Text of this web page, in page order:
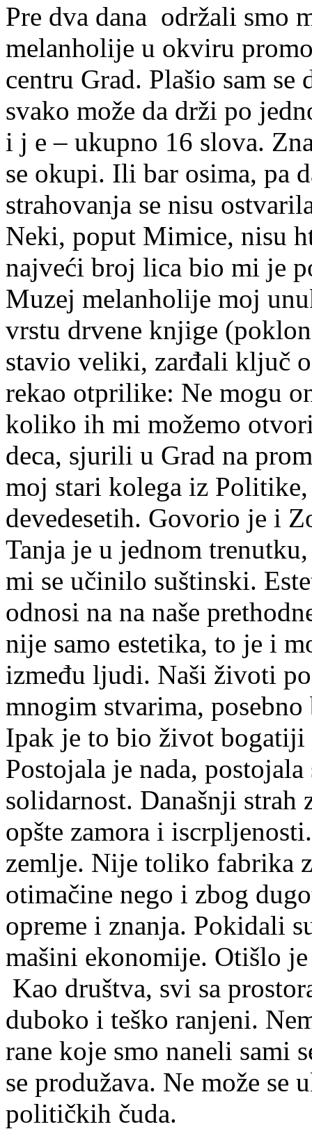
Pre dva dana održali smo
melanholije u okviru
centru Grad. Plašio sam
svako može da drži po
i j e – ukupno 16 slova.
se okupi. Ili bar osima, pa
strahovanja se nisu
Neki, poput Mimice, nisu
najveći broj lica bio mi je
Muzej melanholije moj
vrstu drvene knjige
stavio veliki, zarđali ključ
rekao otprilike: Ne mogu
koliko ih mi možemo
deca, sjurili u Grad na
moj stari kolega iz
devedesetih. Govorio je i
Tanja je u jednom
mi se učinilo suštinski.
odnosi na na naše
nije samo estetika, to je i
između ljudi. Naši životi
mnogim stvarima,
Ipak je to bio život
Postojala je nada,
solidarnost. Današnji strah
opšte zamora i
zemlje. Nije toliko fabrika
otimačine nego i zbog
opreme i znanja. Pokidali
mašini ekonomije. Otišlo
Kao društva, svi sa
duboko i teško ranjeni.
rane koje smo naneli sami
se produžava. Ne može
političkih čuda.